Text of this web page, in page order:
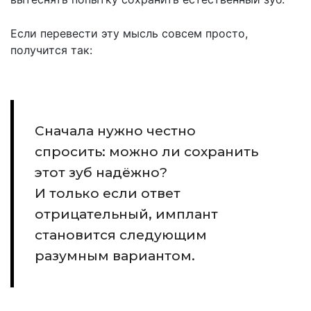
Если перевести эту мысль совсем просто,
получится так:
Сначала нужно честно
спросить: можно ли сохранить
этот зуб надёжно?
И только если ответ
отрицательный, имплант
становится следующим
разумным вариантом.